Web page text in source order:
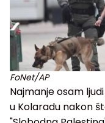
FoNet/AP
Najmanje osam
u Kolaradu nakon